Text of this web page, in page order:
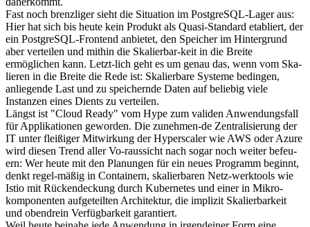
Fast noch brenzliger sieht die Situation im PostgreSQL-Lager aus:
Hier hat sich bis heute kein Produkt als Quasi-Standard etabliert, der
ein PostgreSQL-Frontend anbietet, den Speicher im Hintergrund
aber verteilen und mithin die Skalierbar-keit in die Breite
ermöglichen kann. Letzt-lich geht es um genau das, wenn vom Ska-
lieren in die Breite die Rede ist: Skalierbare Systeme bedingen,
anliegende Last und zu speichernde Daten auf beliebig viele
Instanzen eines Dients zu verteilen.
Längst ist "Cloud Ready" vom Hype zum validen Anwendungsfall
für Applikationen geworden. Die zunehmen-de Zentralisierung der
IT unter fleißiger Mitwirkung der Hyperscaler wie AWS oder Azure
wird diesen Trend aller Vo-raussicht nach sogar noch weiter befeu-
ern: Wer heute mit den Planungen für ein neues Programm beginnt,
denkt regel-mäßig in Containern, skalierbaren Netz-werktools wie
Istio mit Rückendeckung durch Kubernetes und einer in Mikro-
komponenten aufgeteilten Architektur, die implizit Skalierbarkeit
und obendrein Verfügbarkeit garantiert.